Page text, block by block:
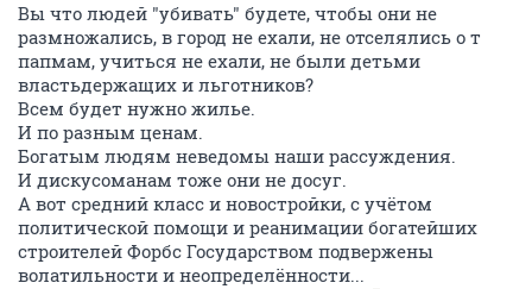
Вы что людей "убивать" будете, чтобы они не
размножались, в город не ехали, не отселялись о т
папмам, учиться не ехали, не были детьми
властьдержащих и льготников?
Всем будет нужно жилье.
И по разным ценам.
Богатым людям неведомы наши рассуждения.
И дискусоманам тоже они не досуг.
А вот средний класс и новостройки, с учётом
политической помощи и реанимации богатейших
строителей Форбс Государством подвержены
волатильности и неопределённости...